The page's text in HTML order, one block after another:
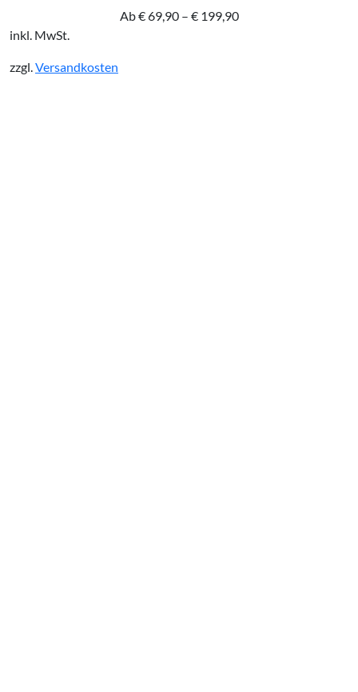
Ab€69,90– €199,90
inkl. MwSt.
zzgl. Versandkosten